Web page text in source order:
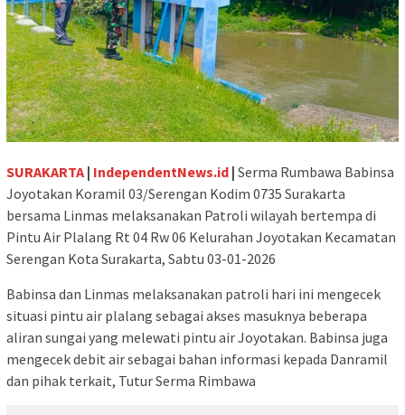
SURAKARTA | IndependentNews.id | Serma Rumbawa Babinsa
Joyotakan Koramil 03/Serengan Kodim 0735 Surakarta
bersama Linmas melaksanakan Patroli wilayah bertempa di
Pintu Air Plalang Rt 04 Rw 06 Kelurahan Joyotakan Kecamatan
Serengan Kota Surakarta, Sabtu 03-01-2026
Babinsa dan Linmas melaksanakan patroli hari ini mengecek
situasi pintu air plalang sebagai akses masuknya beberapa
aliran sungai yang melewati pintu air Joyotakan. Babinsa juga
mengecek debit air sebagai bahan informasi kepada Danramil
dan pihak terkait, Tutur Serma Rimbawa